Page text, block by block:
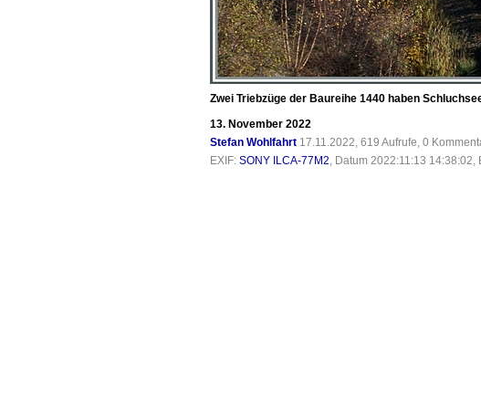
Zwei Triebzüge der Baureihe 1440 haben
13. November 2022
Stefan Wohlfahrt 17.11.2022, 619 Aufrufe, 0
EXIF: SONY ILCA-77M2, Datum 2022:11:13